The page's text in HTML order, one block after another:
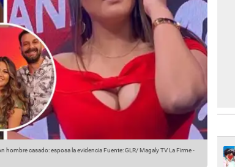
hombre casado: esposa la evidencia Fuente: GLR/ Magaly TV La Firme-